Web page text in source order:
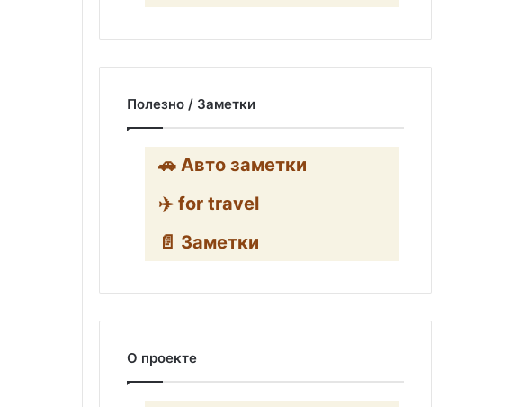
Полезно / Заметки
🚗 Авто заметки
✈️ for travel
📄 Заметки
О проекте